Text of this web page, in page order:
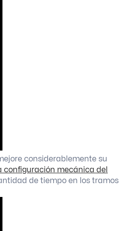
considerablemente su
mecánica del
de tiempo en los tramos